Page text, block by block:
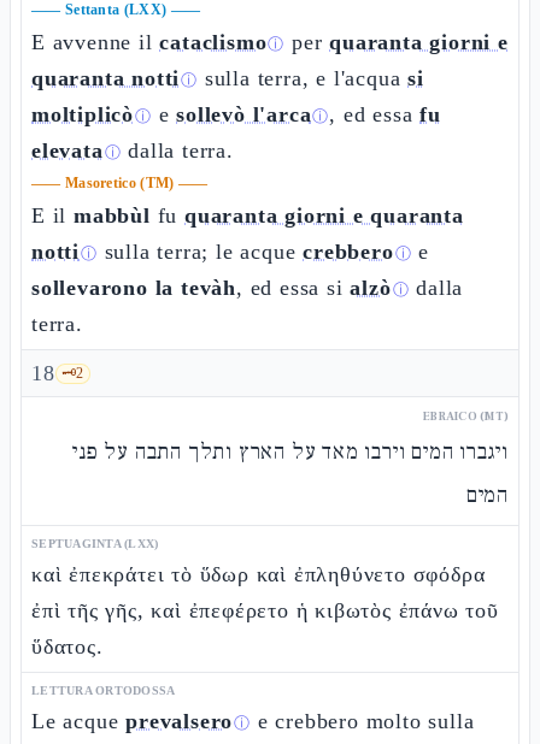
—— Settanta (LXX) ——
E avvenne ilcataclismoⓘ perquaranta giorni e
quaranta nottiⓘ sulla terra, e l'acquasi
moltiplicòⓘ esollevò l'arcaⓘ, ed essafu
elevataⓘ dalla terra.
—— Masoretico (TM) ——
E il mabbùl fuquaranta giorni e quaranta
nottiⓘ sulla terra; le acquecrebberoⓘ e
sollevarono la tevàh, ed essa sialzòⓘ dalla
terra.
18 🗝️2
EBRAICO (MT)
ויגברו המים וירבו מאד על הארץ ותלך התבה על פני
המים
SEPTUAGINTA (LXX)
καὶ ἐπεκράτει τὸ ὕδωρ καὶ ἐπληθύνετο σφόδρα
ἐπὶ τῆς γῆς, καὶ ἐπεφέρετο ἡ κιβωτὸς ἐπάνω τοῦ
ὕδατος.
LETTURA ORTODOSSA
Le acqueprevalseroⓘ e crebbero molto sulla